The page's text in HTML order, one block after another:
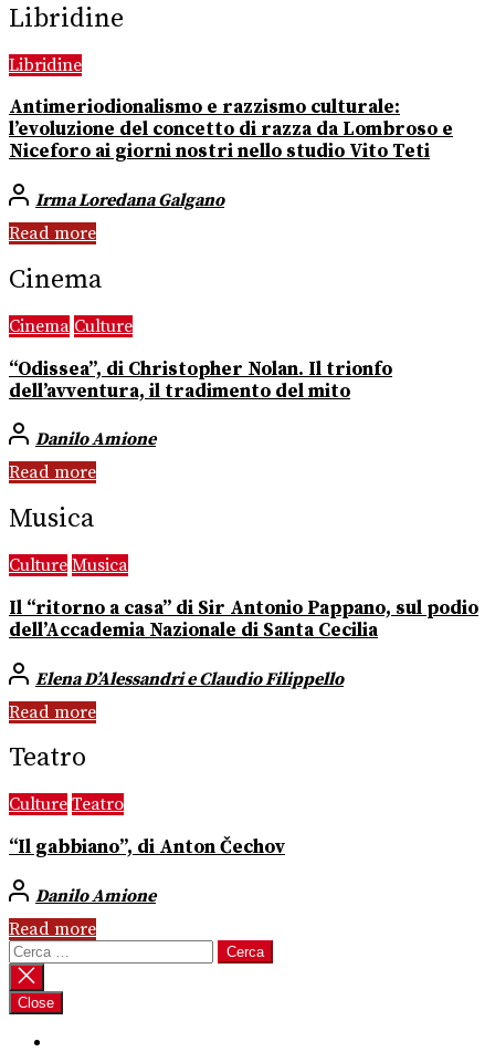
Libridine
Libridine
Antimeriodionalismo e razzismo culturale:
l’evoluzione del concetto di razza da Lombroso e
Niceforo ai giorni nostri nello studio Vito Teti
Irma Loredana Galgano
Read more
Cinema
Cinema Culture
“Odissea”, di Christopher Nolan. Il trionfo
dell’avventura, il tradimento del mito
Danilo Amione
Read more
Musica
Culture Musica
Il “ritorno a casa” di Sir Antonio Pappano, sul podio
dell’Accademia Nazionale di Santa Cecilia
Elena D’Alessandri e Claudio Filippello
Read more
Teatro
Culture Teatro
“Il gabbiano”, di Anton Čechov
Danilo Amione
Read more
Ricerca
per:
Close